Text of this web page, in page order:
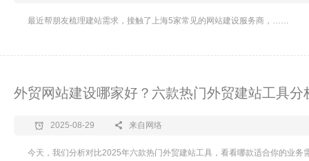
最近帮朋友梳理建站需求，接触了上海5家常见的网站建设服务商，……
外贸网站建设哪家好？六款热门外贸建站工具分
2025-08-29 来自网络
今天，我们分析对比2025年六款热门外贸建站工具，看看哪款适合你的业务